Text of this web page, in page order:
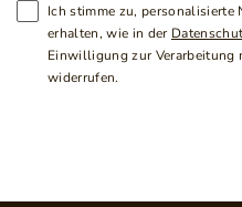
Ich stimme zu, personalisierte
erhalten, wie in der
Einwilligung zur Verarbeitung
widerrufen.